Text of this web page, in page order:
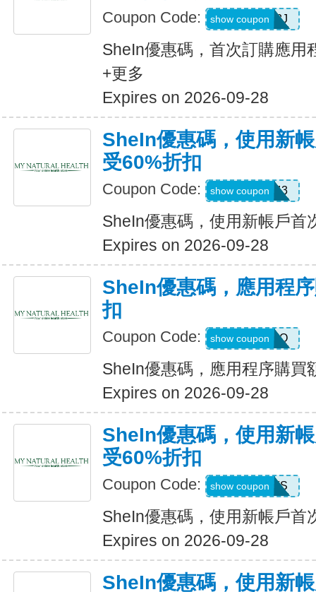
Coupon Code: VJTWP3J
show coupon
SheIn優惠碼，首次訂購應用
+更多
Expires on 2026-09-28
SheIn優惠碼，使用新
受60%折扣
Coupon Code: 66WK443
show coupon
SheIn優惠碼，使用新帳戶首
Expires on 2026-09-28
SheIn優惠碼，應用程
扣
Coupon Code: 4LA4Q
show coupon
SheIn優惠碼，應用程序購買
Expires on 2026-09-28
SheIn優惠碼，使用新
受60%折扣
Coupon Code: 8EEFS
show coupon
SheIn優惠碼，使用新帳戶首
Expires on 2026-09-28
SheIn優惠碼，使用新